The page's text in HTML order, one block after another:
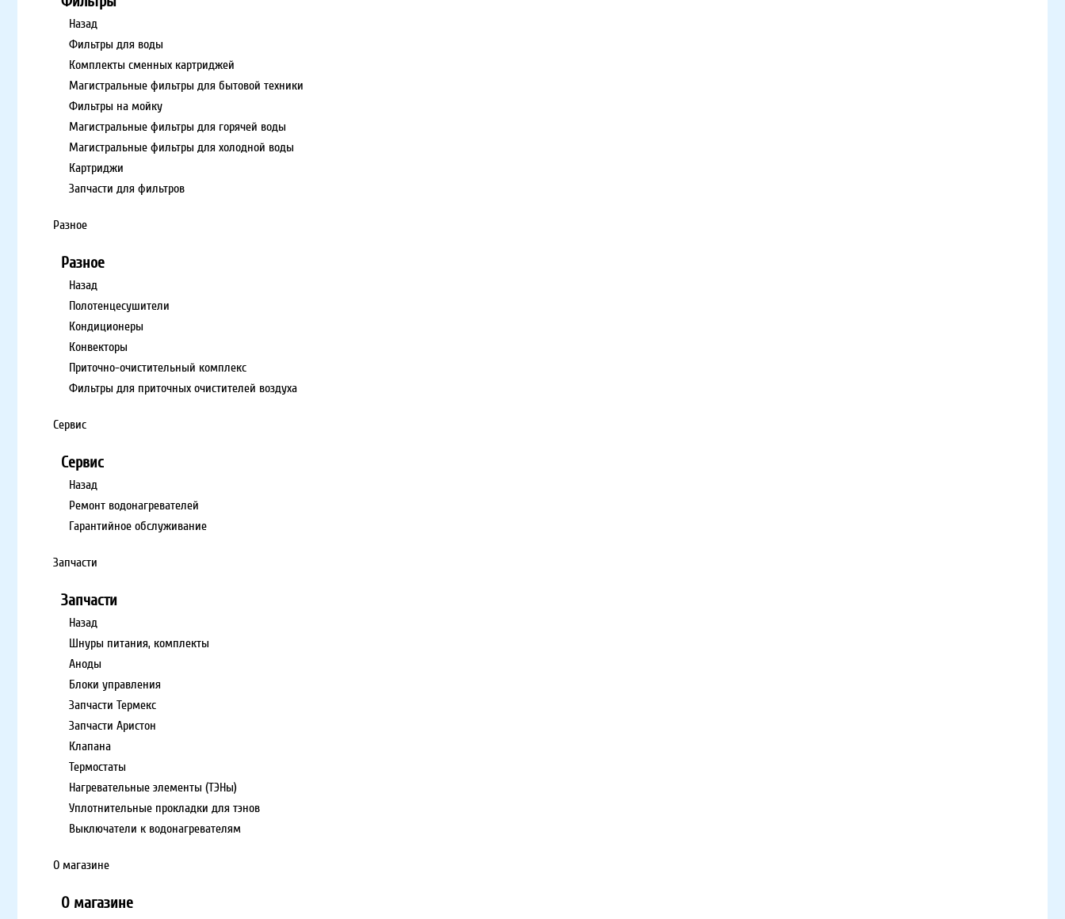
Назад
Фильтры для воды
Комплекты сменных картриджей
Магистральные фильтры для бытовой техники
Фильтры на мойку
Магистральные фильтры для горячей воды
Магистральные фильтры для холодной воды
Картриджи
Запчасти для фильтров
Разное
Разное
Назад
Полотенцесушители
Кондиционеры
Конвекторы
Приточно-очистительный комплекс
Фильтры для приточных очистителей воздуха
Сервис
Сервис
Назад
Ремонт водонагревателей
Гарантийное обслуживание
Запчасти
Запчасти
Назад
Шнуры питания, комплекты
Аноды
Блоки управления
Запчасти Термекс
Запчасти Аристон
Клапана
Термостаты
Нагревательные элементы (ТЭНы)
Уплотнительные прокладки для тэнов
Выключатели к водонагревателям
О магазине
О магазине